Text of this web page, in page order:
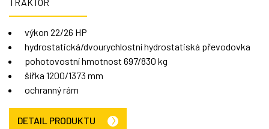
výkon 22/26 HP
hydrostatická/dvourychlostní hydrostatiská převodovka
pohotovostní hmotnost 697/830 kg
šířka 1200/1373 mm
ochranný rám
DETAIL PRODUKTU